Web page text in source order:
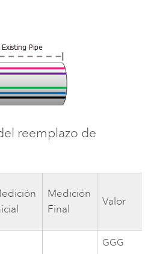
reemplazo de
Medición
Final
Valor
GGG